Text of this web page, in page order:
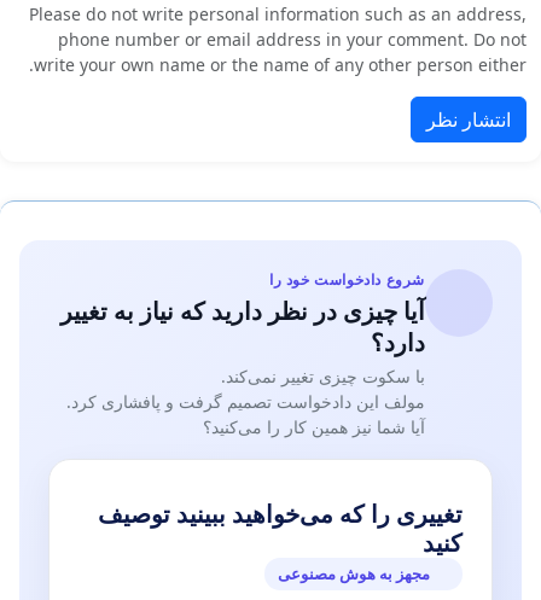
Please do not write personal information such as an address,
phone number or email address in your comment. Do not
write your own name or the name of any other person either.
انتشار نظر
شروع دادخواست خود را
آیا چیزی در نظر دارید که نیاز به تغییر
دارد؟
با سکوت چیزی تغییر نمی‌کند.
مولف این دادخواست تصمیم گرفت و پافشاری کرد.
آیا شما نیز همین کار را می‌کنید؟
تغییری را که می‌خواهید ببینید توصیف
کنید
مجهز به هوش مصنوعی